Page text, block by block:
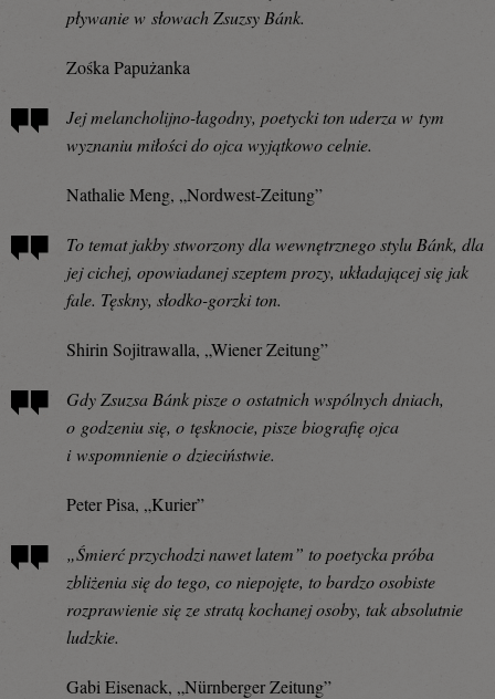
pływanie w słowach Zsuzsy Bánk.
Zośka Papużanka
Jej melancholijno-łagodny, poetycki ton uderza w tym
wyznaniu miłości do ojca wyjątkowo celnie.
Nathalie Meng, „Nordwest-Zeitung”
To temat jakby stworzony dla wewnętrznego stylu Bánk, dla
jej cichej, opowiadanej szeptem prozy, układającej się jak
fale. Tęskny, słodko-gorzki ton.
Shirin Sojitrawalla, „Wiener Zeitung”
Gdy Zsuzsa Bánk pisze o ostatnich wspólnych dniach,
o godzeniu się, o tęsknocie, pisze biografię ojca
i wspomnienie o dzieciństwie.
Peter Pisa, „Kurier”
„Śmierć przychodzi nawet latem” to poetycka próba
zbliżenia się do tego, co niepojęte, to bardzo osobiste
rozprawienie się ze stratą kochanej osoby, tak absolutnie
ludzkie.
Gabi Eisenack, „Nürnberger Zeitung”